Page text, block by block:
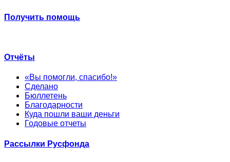
Получить помощь
Отчёты
«Вы помогли, спасибо!»
Сделано
Бюллетень
Благодарности
Куда пошли ваши деньги
Годовые отчеты
Рассылки Русфонда